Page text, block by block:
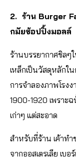
2. ร้าน Burger
กมัยช้อปปิ้งมอลล์
ร้านบรรยากาศชิล
เหล็กเป็นวัสดุหลักใ
การจำลองภาพโรง
1900-1920 เพราะ
เก่าๆ แต่สะอาด
สำหรับที่ร้าน เค้าท
จากออสเตรเลีย เบ